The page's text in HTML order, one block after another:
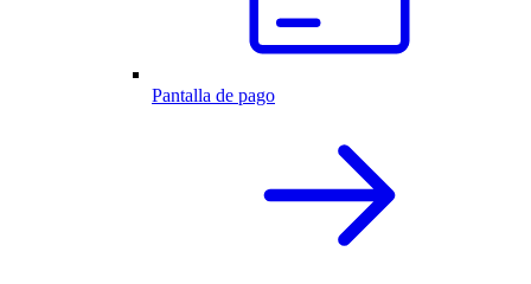
Pantalla de pago